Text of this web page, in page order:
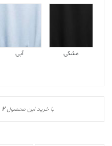
مشکی آبی
با خرید این محصول2